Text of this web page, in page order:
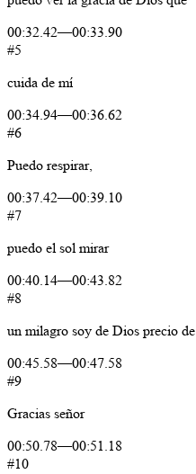
00:32.42—00:33.90
#5
cuida de mí
00:34.94—00:36.62
#6
Puedo respirar,
00:37.42—00:39.10
#7
puedo el sol mirar
00:40.14—00:43.82
#8
un milagro soy de Dios precio de
00:45.58—00:47.58
#9
Gracias señor
00:50.78—00:51.18
#10